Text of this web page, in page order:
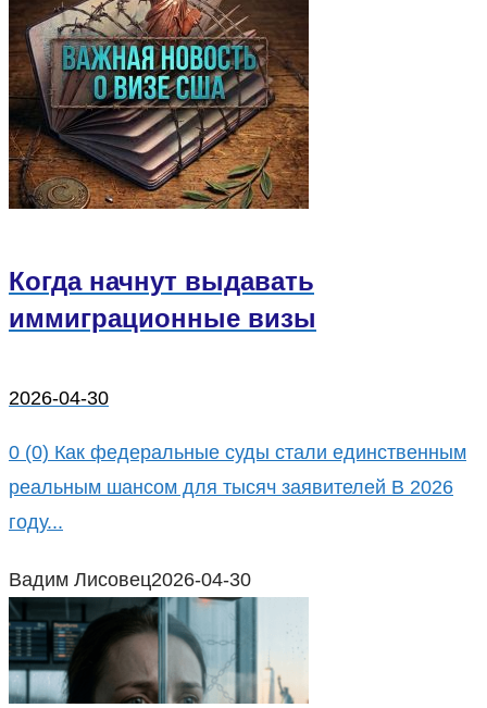
Когда начнут выдавать
иммиграционные визы
2026-04-30
0 (0) Как федеральные суды стали единственным
реальным шансом для тысяч заявителей В 2026
году...
Вадим Лисовец2026-04-30